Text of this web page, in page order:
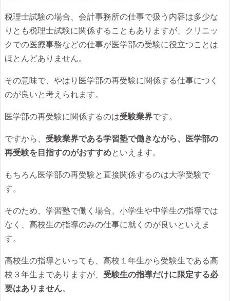
税理士試験の場合、会計事務所の仕事で扱う内容は多少な
りとも税理士試験に関係することもありますが、クリニッ
クでの医療事務などの仕事が医学部の受験に役立つことは
ほとんどありません。
その意味で、やはり医学部の再受験に関係する仕事につく
のが良いと考えられます。
医学部の再受験に関係するのは受験業界です。
ですから、 受験業界である学習塾で働きながら、医学部の
再受験を目指すのがおすすめといえます。
もちろん医学部の再受験と直接関係するのは大学受験で
す。
そのため、学習塾で働く場合、小学生や中学生の指導では
なく、高校生の指導のみの仕事に就くのが良いといえま
す。
高校生の指導といっても、高校１年生から受験生である高
校３年生までありますが、 受験生の指導だけに限定する必
要はありません。